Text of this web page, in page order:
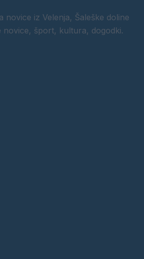
novice iz Velenja, Šaleške doline
novice, šport, kultura, dogodki.